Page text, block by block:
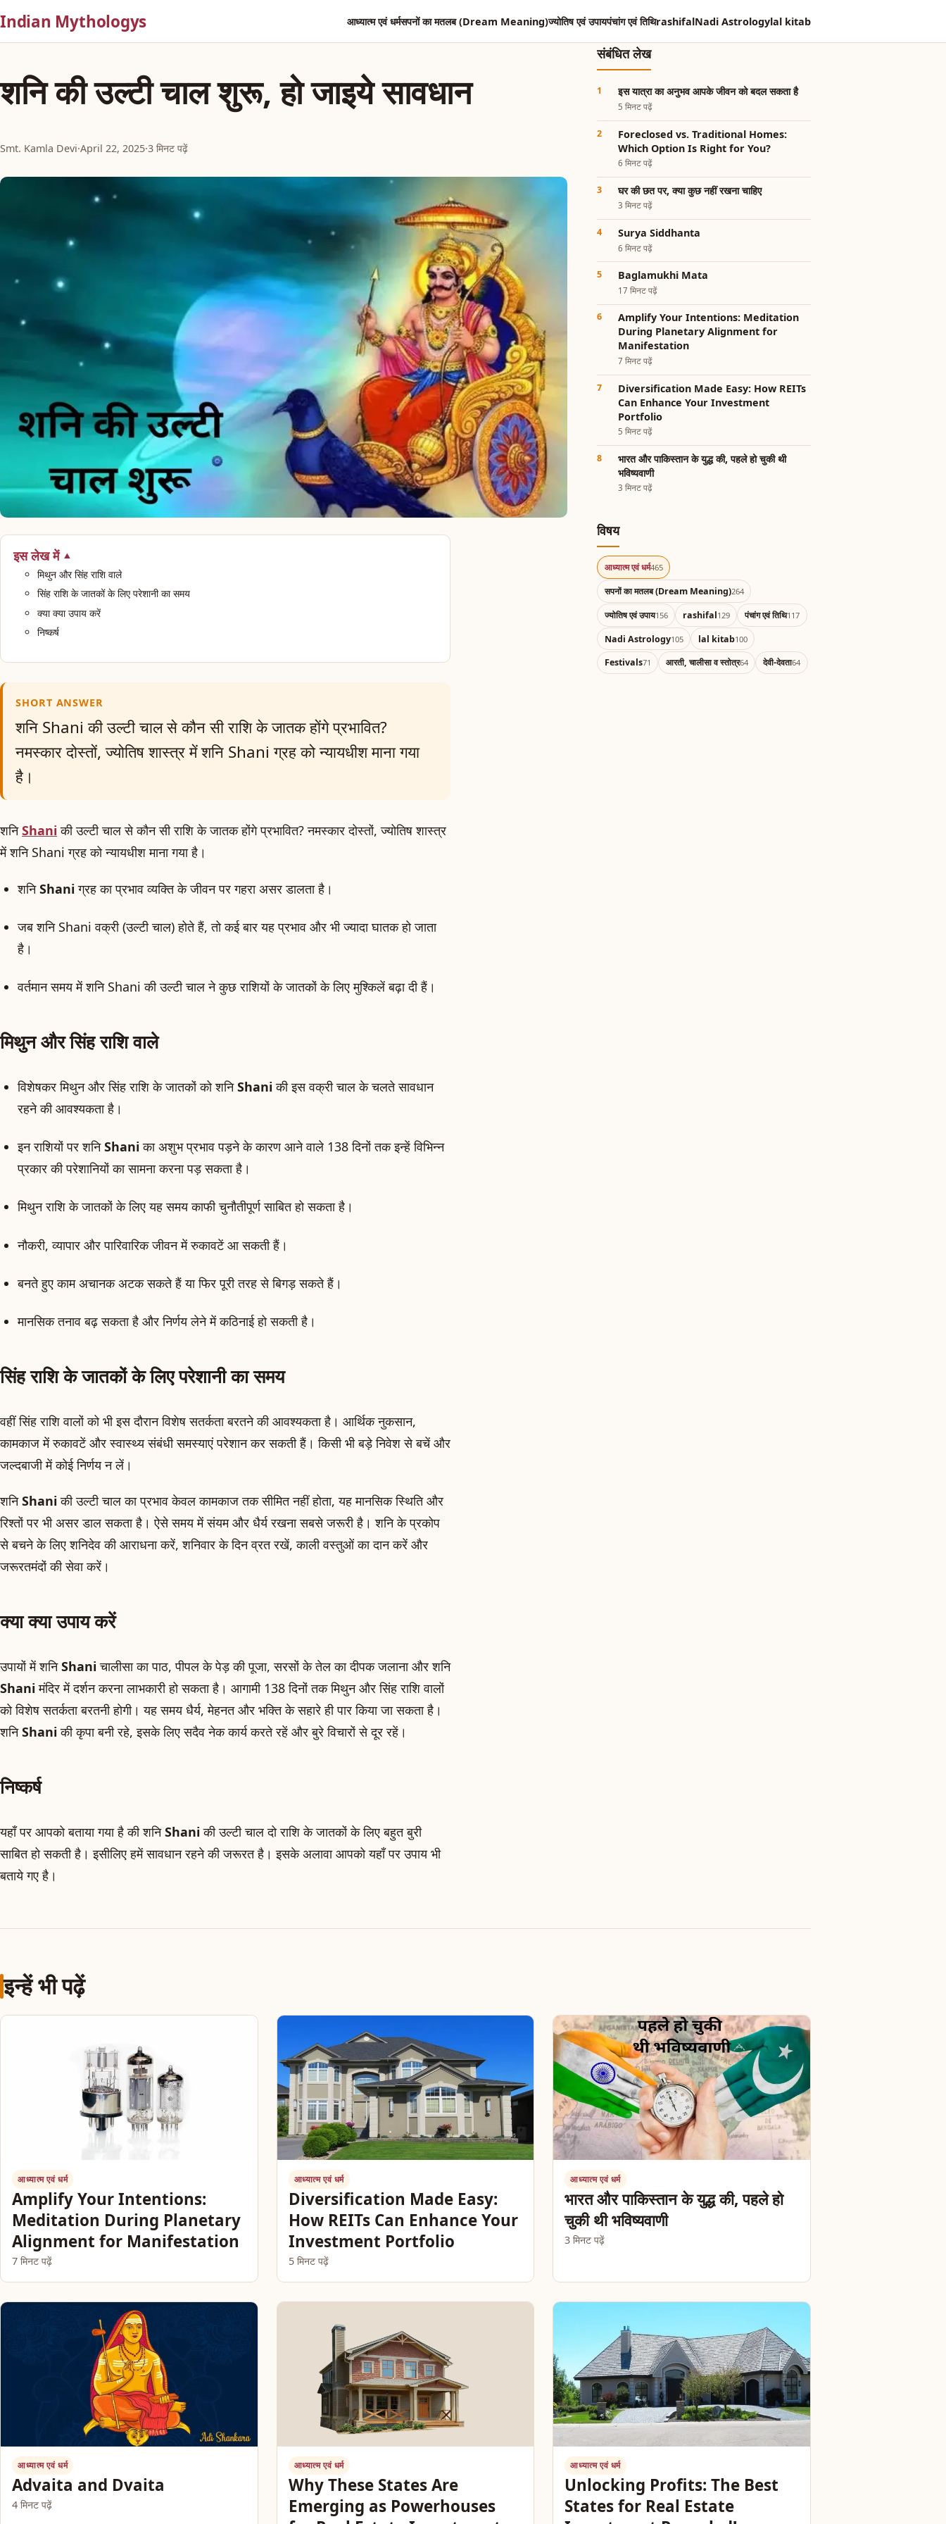
Indian Mythologys आध्यात्म एवं धर्मसपनों का मतलब (Dream Meaning)ज्योतिष एवं उपायपंचांग एवं तिथिrashifalNadi Astrologylal kitab
शनि की उल्टी चाल शुरू, हो जाइये सावधान
Smt. Kamla Devi·April 22, 2025·3 मिनट पढ़ें
इस लेख में
मिथुन और सिंह राशि वाले
सिंह राशि के जातकों के लिए परेशानी का समय
क्या क्या उपाय करें
निष्कर्ष
SHORT ANSWER
शनि Shani की उल्टी चाल से कौन सी राशि के जातक होंगे प्रभावित?
नमस्कार दोस्तों, ज्योतिष शास्त्र में शनि Shani ग्रह को न्यायधीश माना गया
है।
शनिShani की उल्टी चाल से कौन सी राशि के जातक होंगे प्रभावित? नमस्कार दोस्तों, ज्योतिष शास्त्र
में शनि Shani ग्रह को न्यायधीश माना गया है।
शनिShaniग्रह का प्रभाव व्यक्ति के जीवन पर गहरा असर डालता है।
जब शनि Shani वक्री (उल्टी चाल) होते हैं, तो कई बार यह प्रभाव और भी ज्यादा घातक हो जाता
है।
वर्तमान समय में शनि Shani की उल्टी चाल ने कुछ राशियों के जातकों के लिए मुश्किलें बढ़ा दी हैं।
मिथुन और सिंह राशि वाले
विशेषकर मिथुन और सिंह राशि के जातकों को शनिShaniकी इस वक्री चाल के चलते सावधान
रहने की आवश्यकता है।
इन राशियों पर शनिShaniका अशुभ प्रभाव पड़ने के कारण आने वाले 138 दिनों तक इन्हें विभिन्न
प्रकार की परेशानियों का सामना करना पड़ सकता है।
मिथुन राशि के जातकों के लिए यह समय काफी चुनौतीपूर्ण साबित हो सकता है।
नौकरी, व्यापार और पारिवारिक जीवन में रुकावटें आ सकती हैं।
बनते हुए काम अचानक अटक सकते हैं या फिर पूरी तरह से बिगड़ सकते हैं।
मानसिक तनाव बढ़ सकता है और निर्णय लेने में कठिनाई हो सकती है।
सिंह राशि के जातकों के लिए परेशानी का समय
वहीं सिंह राशि वालों को भी इस दौरान विशेष सतर्कता बरतने की आवश्यकता है। आर्थिक नुकसान,
कामकाज में रुकावटें और स्वास्थ्य संबंधी समस्याएं परेशान कर सकती हैं। किसी भी बड़े निवेश से बचें और
जल्दबाजी में कोई निर्णय न लें।
शनिShaniकी उल्टी चाल का प्रभाव केवल कामकाज तक सीमित नहीं होता, यह मानसिक स्थिति और
रिश्तों पर भी असर डाल सकता है। ऐसे समय में संयम और धैर्य रखना सबसे जरूरी है। शनि के प्रकोप
से बचने के लिए शनिदेव की आराधना करें, शनिवार के दिन व्रत रखें, काली वस्तुओं का दान करें और
जरूरतमंदों की सेवा करें।
क्या क्या उपाय करें
उपायों में शनिShaniचालीसा का पाठ, पीपल के पेड़ की पूजा, सरसों के तेल का दीपक जलाना और शनि
Shaniमंदिर में दर्शन करना लाभकारी हो सकता है। आगामी 138 दिनों तक मिथुन और सिंह राशि वालों
को विशेष सतर्कता बरतनी होगी। यह समय धैर्य, मेहनत और भक्ति के सहारे ही पार किया जा सकता है।
शनिShaniकी कृपा बनी रहे, इसके लिए सदैव नेक कार्य करते रहें और बुरे विचारों से दूर रहें।
निष्कर्ष
यहाँ पर आपको बताया गया है की शनिShaniकी उल्टी चाल दो राशि के जातकों के लिए बहुत बुरी
साबित हो सकती है। इसीलिए हमें सावधान रहने की जरूरत है। इसके अलावा आपको यहाँ पर उपाय भी
बताये गए है।
संबंधित लेख
इस यात्रा का अनुभव आपके जीवन को बदल सकता है
5 मिनट पढ़ें
Foreclosed vs. Traditional Homes:
Which Option Is Right for You?
6 मिनट पढ़ें
घर की छत पर, क्या कुछ नहीं रखना चाहिए
3 मिनट पढ़ें
Surya Siddhanta
6 मिनट पढ़ें
Baglamukhi Mata
17 मिनट पढ़ें
Amplify Your Intentions: Meditation
During Planetary Alignment for
Manifestation
7 मिनट पढ़ें
Diversification Made Easy: How REITs
Can Enhance Your Investment
Portfolio
5 मिनट पढ़ें
भारत और पाकिस्तान के युद्ध की, पहले हो चुकी थी
भविष्यवाणी
3 मिनट पढ़ें
विषय
आध्यात्म एवं धर्म465
सपनों का मतलब (Dream Meaning)264
ज्योतिष एवं उपाय156 rashifal129 पंचांग एवं तिथि117
Nadi Astrology105 lal kitab100
Festivals71 आरती, चालीसा व स्तोत्र64 देवी-देवता64
इन्हें भी पढ़ें
आध्यात्म एवं धर्म
Amplify Your Intentions:
Meditation During Planetary
Alignment for Manifestation
7 मिनट पढ़ें
आध्यात्म एवं धर्म
Diversification Made Easy:
How REITs Can Enhance Your
Investment Portfolio
5 मिनट पढ़ें
आध्यात्म एवं धर्म
भारत और पाकिस्तान के युद्ध की, पहले हो
चुकी थी भविष्यवाणी
3 मिनट पढ़ें
आध्यात्म एवं धर्म
Advaita and Dvaita
4 मिनट पढ़ें
आध्यात्म एवं धर्म
Why These States Are
Emerging as Powerhouses
आध्यात्म एवं धर्म
Unlocking Profits: The Best
States for Real Estate